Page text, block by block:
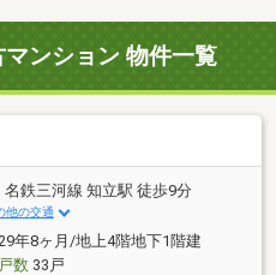
ンション 物件一覧
名鉄三河線 知立駅 徒歩9分
他の交通
年8ヶ月/地上4階地下1階建
数33戸